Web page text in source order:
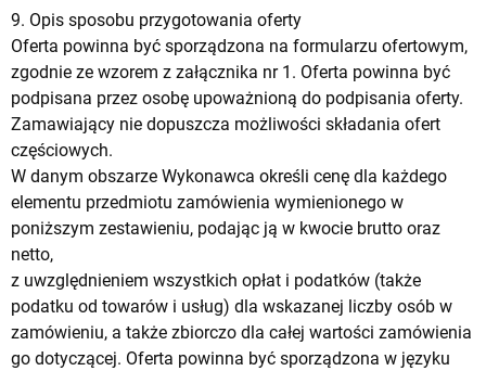
9. Opis sposobu przygotowania oferty
Oferta powinna być sporządzona na formularzu ofertowym,
zgodnie ze wzorem z załącznika nr 1. Oferta powinna być
podpisana przez osobę upoważnioną do podpisania oferty.
Zamawiający nie dopuszcza możliwości składania ofert
częściowych.
W danym obszarze Wykonawca określi cenę dla każdego
elementu przedmiotu zamówienia wymienionego w
poniższym zestawieniu, podając ją w kwocie brutto oraz
netto,
z uwzględnieniem wszystkich opłat i podatków (także
podatku od towarów i usług) dla wskazanej liczby osób w
zamówieniu, a także zbiorczo dla całej wartości zamówienia
go dotyczącej. Oferta powinna być sporządzona w języku